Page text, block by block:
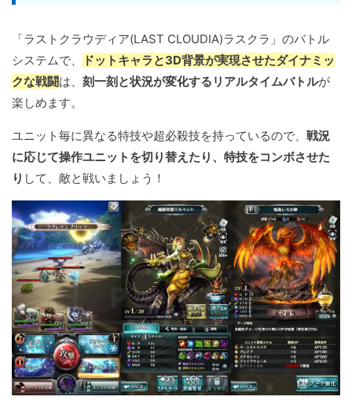
「ラストクラウディア(LAST CLOUDIA)ラスクラ」のバトル
システムで、
ドットキャラと3D背景が実現させたダイナミッ
クな戦闘は、 刻一刻と状況が変化するリアルタイムバトルが
楽しめます。
ユニット毎に異なる特技や超必殺技を持っているので、 戦況
に応じて操作ユニットを切り替えたり、特技をコンボさせた
り して、敵と戦いましょう！